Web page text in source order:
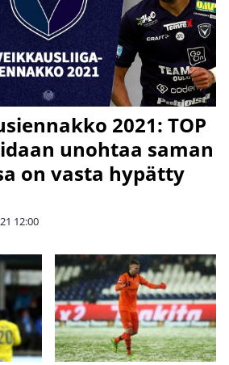
2021: TOP
unohtaa saman
on vasta hypätty
12:00